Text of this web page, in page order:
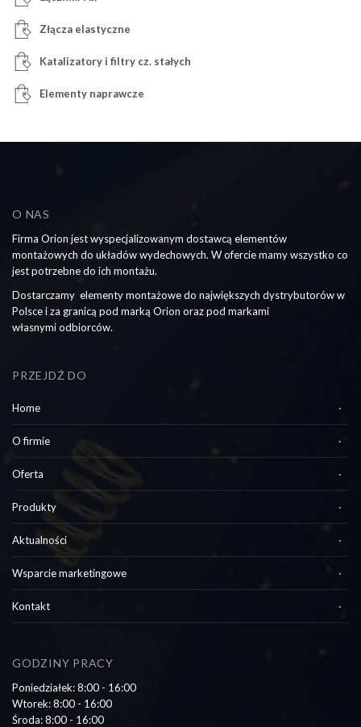
Złącza elastyczne
Katalizatory i filtry cz. stałych
Elementy naprawcze
O NAS
Firma Orion jest wyspecjalizowanym dostawcą elementów
montażowych do układów wydechowych. W ofercie mamy wszystko co
jest potrzebne do ich montażu.
Dostarczamy elementy montażowe do największych dystrybutorów w
Polsce i za granicą pod marką Orion oraz pod markami
własnymi odbiorców.
PRZEJDŹ DO
Home
O firmie
Oferta
Produkty
Aktualności
Wsparcie marketingowe
Kontakt
GODZINY PRACY
Poniedziałek: 8:00 - 16:00
Wtorek: 8:00 - 16:00
Środa: 8:00 - 16:00